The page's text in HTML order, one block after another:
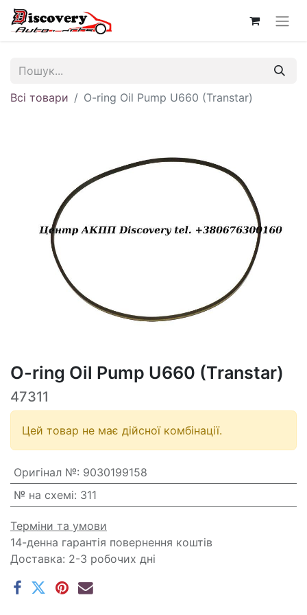
Всі товари O-ring Oil Pump U660 (Transtar)
O-ring Oil Pump U660 (Transtar)
47311
Цей товар не має дійсної комбінації.
Оригінал №: 9030199158
№ на схемі: 311
Терміни та умови
14-денна гарантія повернення коштів
Доставка: 2-3 робочих дні